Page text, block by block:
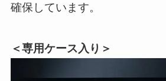
確保しています。
＜専用ケース入り＞